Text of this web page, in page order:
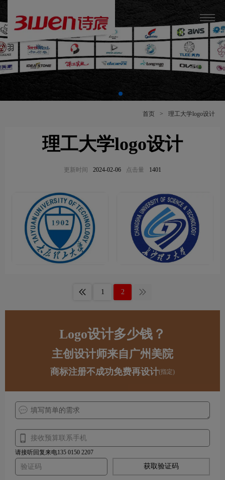
首页 > 理工大学logo设计
理工大学logo设计
更新时间 2024-02-06 点击量 1401
1 2
Logo设计多少钱？
主创设计师来自广州美院
商标注册不成功免费再设计(指定)
请接听回复来电135 0150 2207
获取验证码